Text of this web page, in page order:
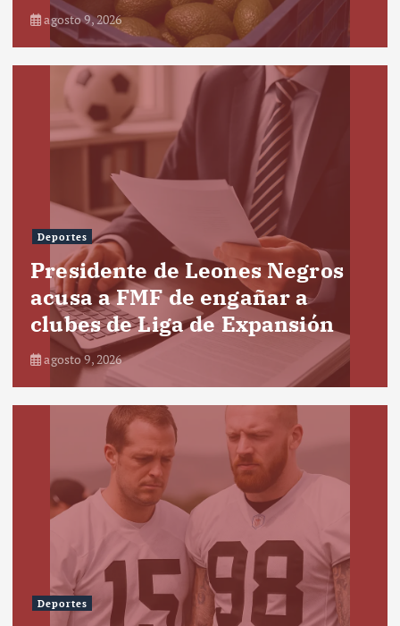
agosto 9, 2026
Deportes
Presidente de Leones Negros
acusa a FMF de engañar a
clubes de Liga de Expansión
agosto 9, 2026
Deportes